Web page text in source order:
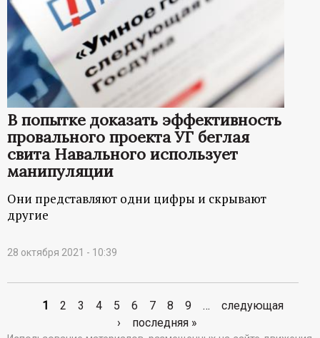
В попытке доказать эффективность
провального проекта УГ беглая
свита Навального использует
манипуляции
Они представляют одни цифры и скрывают
другие
28 октября 2021 - 10:39
1 2 3 4 5 6 7 8 9 …
следующая
›
последняя »